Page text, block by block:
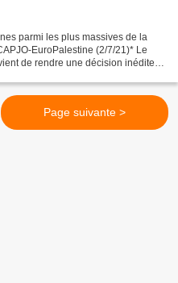
parmi les plus massives de la
EuroPalestine (2/7/21)* Le
de rendre une décision inédite,
Page suivante >